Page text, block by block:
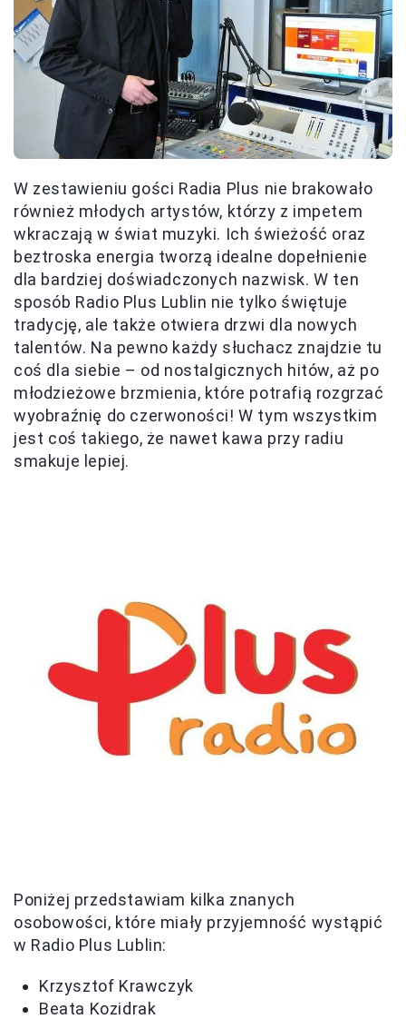
W zestawieniu gości Radia Plus nie brakowało
również młodych artystów, którzy z impetem
wkraczają w świat muzyki. Ich świeżość oraz
beztroska energia tworzą idealne dopełnienie
dla bardziej doświadczonych nazwisk. W ten
sposób Radio Plus Lublin nie tylko świętuje
tradycję, ale także otwiera drzwi dla nowych
talentów. Na pewno każdy słuchacz znajdzie tu
coś dla siebie – od nostalgicznych hitów, aż po
młodzieżowe brzmienia, które potrafią rozgrzać
wyobraźnię do czerwoności! W tym wszystkim
jest coś takiego, że nawet kawa przy radiu
smakuje lepiej.
Poniżej przedstawiam kilka znanych
osobowości, które miały przyjemność wystąpić
w Radio Plus Lublin:
Krzysztof Krawczyk
Beata Kozidrak